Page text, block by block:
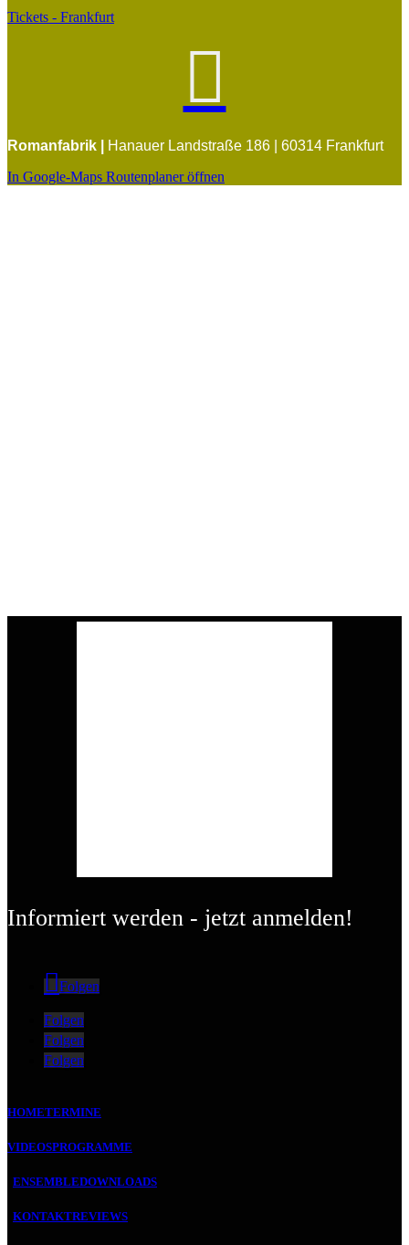
Tickets - Frankfurt

Romanfabrik |
Hanauer Landstraße 186 | 60314 Frankfurt
In Google-Maps Routenplaner öffnen
Informiert werden - jetzt anmelden!
Folgen
Folgen
Folgen
Folgen
HOMETERMINE
VIDEOSPROGRAMME
ENSEMBLEDOWNLOADS
KONTAKTREVIEWS